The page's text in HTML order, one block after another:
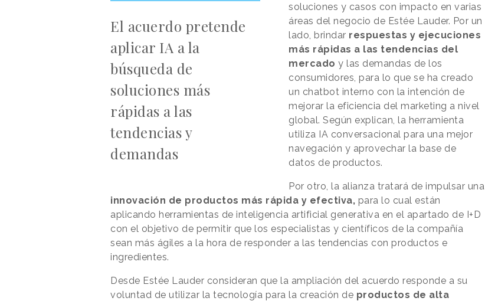
El acuerdo pretende
aplicar IA a la
búsqueda de
soluciones más
rápidas a las
tendencias y
demandas
soluciones y casos con impacto en varias
áreas del negocio de Estée Lauder. Por un
lado, brindar respuestas y ejecuciones
más rápidas a las tendencias del
mercadoy las demandas de los
consumidores, para lo que se ha creado
un chatbot interno con la intención de
mejorar la eficiencia del marketing a nivel
global. Según explican, la herramienta
utiliza IA conversacional para una mejor
navegación y aprovechar la base de
datos de productos.
Por otro, la alianza tratará de impulsar una
innovación de productos más rápida y efectiva, para lo cual están
aplicando herramientas de inteligencia artificial generativa en el apartado de I+D
con el objetivo de permitir que los especialistas y científicos de la compañía
sean más ágiles a la hora de responder a las tendencias con productos e
ingredientes.
Desde Estée Lauder consideran que la ampliación del acuerdo responde a su
voluntad de utilizar la tecnología para la creación de productos de alta